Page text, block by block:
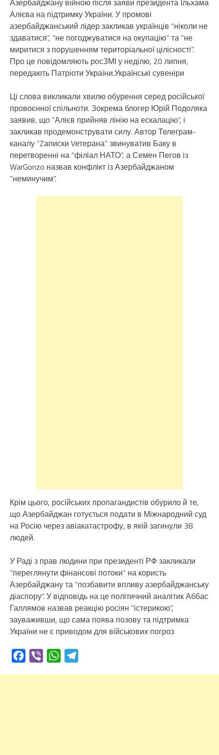
Азербайджану війною після заяви президента Ільхама
Алієва на підтримку України. У промові
азербайджанський лідер закликав українців “ніколи не
здаватися”, “не погоджуватися на окупацію” та “не
миритися з порушенням територіальної цілісності”.
Про це повідомляють росЗМІ у неділю, 20 липня,
передають Патріоти України.Українські сувеніри
Ці слова викликали хвилю обурення серед російської
провоєнної спільноти. Зокрема блогер Юрій Подоляка
заявив, що “Алієв прийняв лінію на ескалацію”, і
закликав продемонструвати силу. Автор Телеграм-
каналу “Zаписки Vетерана” звинуватив Баку в
перетворенні на “філіал НАТО”, а Семен Пегов із
WarGonzo назвав конфлікт із Азербайджаном
“неминучим”.
Крім цього, російських пропагандистів обурило й те,
що Азербайджан готується подати в Міжнародний суд
на Росію через авіакатастрофу, в якій загинули 38
людей.
У Раді з прав людини при президенті РФ закликали
“переглянути фінансові потоки” на користь
Азербайджану та “позбавити впливу азербайджанську
діаспору”. У відповідь на це політичний аналітик Аббас
Галлямов назвав реакцію росіян “істерикою”,
зауваживши, що сама поява позову та підтримка
України не є приводом для військових погроз
Facebook
Viber WhatsApp